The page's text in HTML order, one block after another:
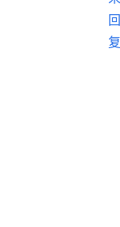
回
复